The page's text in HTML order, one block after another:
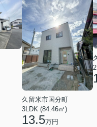
久留米市国分町
3LDK (84.46㎡)
13.5万円